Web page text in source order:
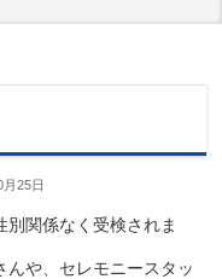
25日
関係なく受検されま
んや、セレモニースタッ